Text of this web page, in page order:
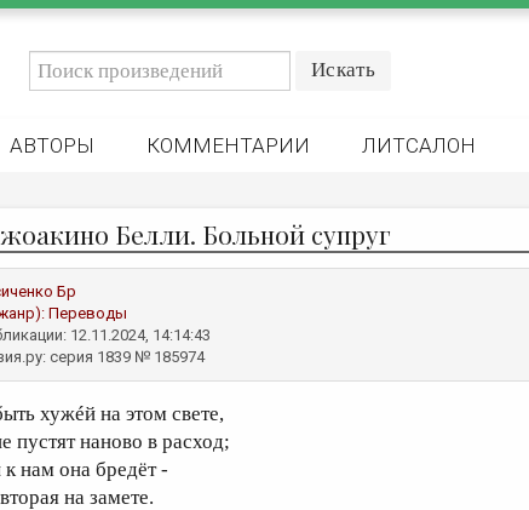
АВТОРЫ КОММЕНТАРИИ ЛИТСАЛОН
Белли. Больной супруг
Бр
Переводы
12.11.2024, 14:14:43
серия 1839 № 185974
хужéй на этом свете,
пустят наново в расход;
нам она бредёт -
на замете.